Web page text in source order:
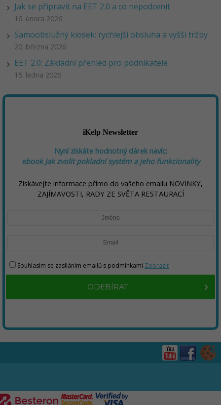
Jak se připravit na EET 2.0 a co nepodcenit
16. února 2026
Samoobslužný kiosek: rychlejší obsluha a vyšší tržby
20. března 2026
EET 2.0: Základní přehled pro podnikatele
15. ledna 2026
iKelp Newsletter
Nyní získáte hodnotný dárek navíc:
ebookJak zvolit pokladní systém a jeho funkcionality
Získávejte informace přímo do vašeho emailu NOVINKY,
ZAJÍMAVOSTI, RADY ZE SVĚTA RESTAURACÍ
Souhlasím se zasíláním emailů s podmínkami Zobrazit
ODEBÍRAT